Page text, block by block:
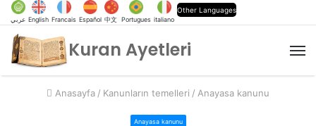
عربي English Francais Español 中文 Portugues italiano
Other Languages
Kuran Ayetleri
Anasayfa / Kanunların temelleri / Anayasa kanunu
Anayasa kanunu